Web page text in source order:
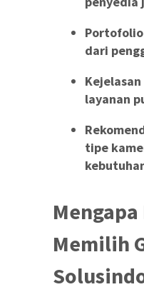
dari
layanan
tipe
Memilih